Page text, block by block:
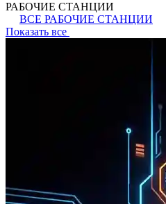
РАБОЧИЕ СТАНЦИИ
ВСЕ РАБОЧИЕ СТАНЦИИ
Показать все